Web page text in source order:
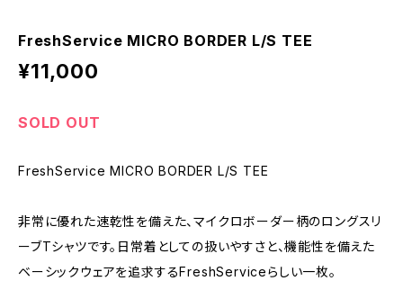
FreshService MICRO BORDER L/S TEE
¥11,000
SOLD OUT
FreshService MICRO BORDER L/S TEE
非常に優れた速乾性を備えた、マイクロボーダー柄のロングスリ
ーブTシャツです。日常着としての扱いやすさと、機能性を備えた
ベーシックウェアを追求するFreshServiceらしい一枚。